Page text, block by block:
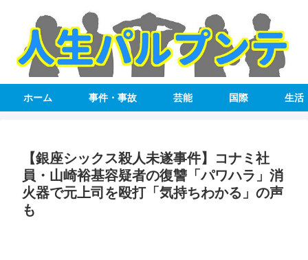
ホーム 事件・事故 芸能 国際 生活
【銀座シックス殺人未遂事件】コナミ社
員・山崎裕基容疑者の復讐「パワハラ」消
火器で元上司を殴打「気持ちわかる」の声
も